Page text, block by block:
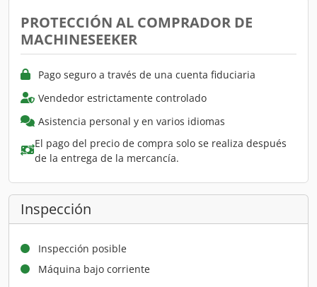
PROTECCIÓN AL COMPRADOR DE
MACHINESEEKER
Pago seguro a través de una cuenta fiduciaria
Vendedor estrictamente controlado
Asistencia personal y en varios idiomas
El pago del precio de compra solo se realiza después
de la entrega de la mercancía.
Inspección
Inspección posible
Máquina bajo corriente